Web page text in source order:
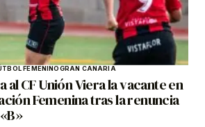
FEMENINOGRAN CANARIA
al CF Unión Viera la vacante en
Femenina tras la renuncia